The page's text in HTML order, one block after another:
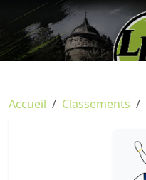
Accueil Classements